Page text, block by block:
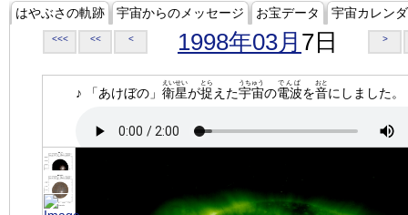
はやぶさの軌跡 宇宙からのメッセージ お宝データ 宇宙カレン
<<< << < 1998年03月 7日 >
♪ 「あけぼの」 衛星
えいせい
が捉
とら
えた宇宙
うちゅう
の電波
でんぱ
を音
おと
にしました。